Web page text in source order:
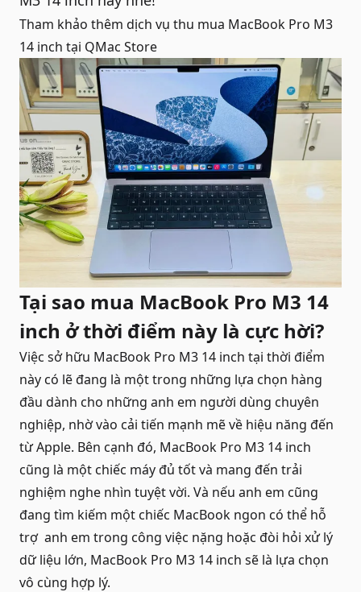
Tham khảo thêm dịch vụ thu mua MacBook Pro M3
14 inch tại QMac Store
Tại sao mua MacBook Pro M3 14
inch ở thời điểm này là cực hời?
Việc sở hữu MacBook Pro M3 14 inch tại thời điểm
này có lẽ đang là một trong những lựa chọn hàng
đầu dành cho những anh em người dùng chuyên
nghiệp, nhờ vào cải tiến mạnh mẽ về hiệu năng đến
từ Apple. Bên cạnh đó, MacBook Pro M3 14 inch
cũng là một chiếc máy đủ tốt và mang đến trải
nghiệm nghe nhìn tuyệt vời. Và nếu anh em cũng
đang tìm kiếm một chiếc MacBook ngon có thể hỗ
trợ anh em trong công việc nặng hoặc đòi hỏi xử lý
dữ liệu lớn, MacBook Pro M3 14 inch sẽ là lựa chọn
vô cùng hợp lý.